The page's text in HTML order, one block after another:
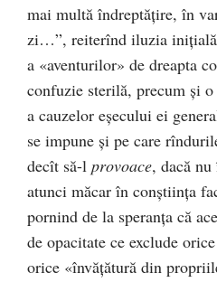
mai multă îndreptățire, în
zi…”, reiterînd iluzia inițială
a «aventurilor» de dreapta
confuzie sterilă, precum şi
a cauzelor eşecului ei
se impune şi pe care
decît să-l pro­voace, dacă
atunci măcar în conşti­inţa
pornind de la speranţa că
de opacitate ce exclude
orice «învăţătură din